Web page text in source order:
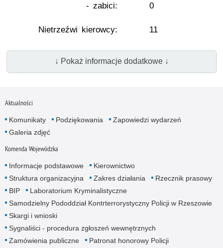
- zabici: 0
Nietrzeźwi kierowcy: 11
↓ Pokaż informacje dodatkowe ↓
Aktualności
Komunikaty Podziękowania
Zapowiedzi wydarzeń
Galeria zdjęć
Komenda Wojewódzka
Informacje podstawowe
Kierownictwo
Struktura organizacyjna
Zakres działania
Rzecznik prasowy
BIP
Laboratorium Kryminalistyczne
Samodzielny Pododdział Kontrterrorystyczny Policji w Rzeszowie
Skargi i wnioski
Sygnaliści - procedura zgłoszeń wewnętrznych
Zamówienia publiczne
Patronat honorowy Policji